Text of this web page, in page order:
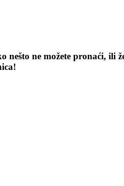
ne možete pronaći, ili